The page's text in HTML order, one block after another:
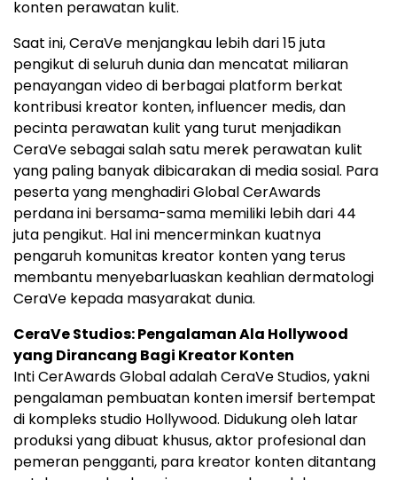
konten perawatan kulit.
Saat ini, CeraVe menjangkau lebih dari 15 juta
pengikut di seluruh dunia dan mencatat miliaran
penayangan video di berbagai platform berkat
kontribusi kreator konten, influencer medis, dan
pecinta perawatan kulit yang turut menjadikan
CeraVe sebagai salah satu merek perawatan kulit
yang paling banyak dibicarakan di media sosial. Para
peserta yang menghadiri Global CerAwards
perdana ini bersama-sama memiliki lebih dari 44
juta pengikut. Hal ini mencerminkan kuatnya
pengaruh komunitas kreator konten yang terus
membantu menyebarluaskan keahlian dermatologi
CeraVe kepada masyarakat dunia.
CeraVe Studios: Pengalaman Ala Hollywood
yang Dirancang Bagi Kreator Konten
Inti CerAwards Global adalah CeraVe Studios, yakni
pengalaman pembuatan konten imersif bertempat
di kompleks studio Hollywood. Didukung oleh latar
produksi yang dibuat khusus, aktor profesional dan
pemeran pengganti, para kreator konten ditantang